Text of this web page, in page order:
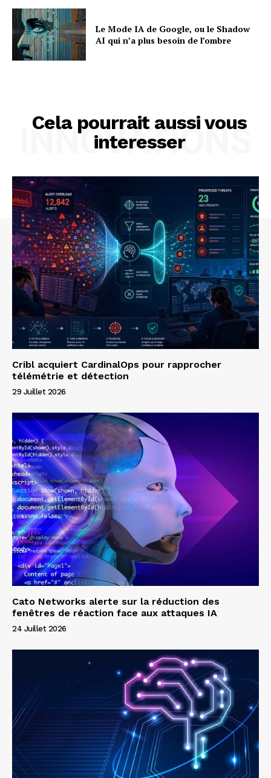
Le Mode IA de Google, ou le Shadow
AI qui n’a plus besoin de l’ombre
Cela pourrait aussi vous
interesser
INNOVATIONS
Cribl acquiert CardinalOps pour rapprocher
télémétrie et détection
29 Juillet 2026
Cato Networks alerte sur la réduction des
fenêtres de réaction face aux attaques IA
24 Juillet 2026